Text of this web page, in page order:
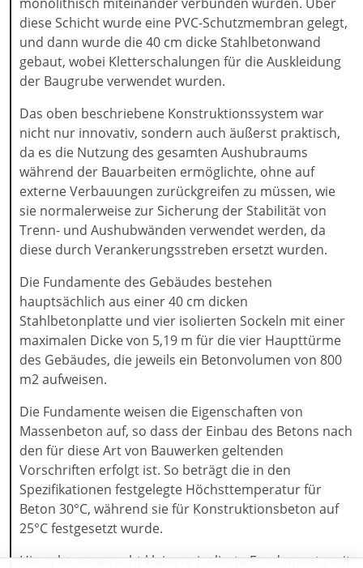
diese Schicht wurde eine PVC-Schutzmembran gelegt,
und dann wurde die 40 cm dicke Stahlbetonwand
gebaut, wobei Kletterschalungen für die Auskleidung
der Baugrube verwendet wurden.
Das oben beschriebene Konstruktionssystem war
nicht nur innovativ, sondern auch äußerst praktisch,
da es die Nutzung des gesamten Aushubraums
während der Bauarbeiten ermöglichte, ohne auf
externe Verbauungen zurückgreifen zu müssen, wie
sie normalerweise zur Sicherung der Stabilität von
Trenn- und Aushubwänden verwendet werden, da
diese durch Verankerungsstreben ersetzt wurden.
Die Fundamente des Gebäudes bestehen
hauptsächlich aus einer 40 cm dicken
Stahlbetonplatte und vier isolierten Sockeln mit einer
maximalen Dicke von 5,19 m für die vier Haupttürme
des Gebäudes, die jeweils ein Betonvolumen von 800
m2 aufweisen.
Die Fundamente weisen die Eigenschaften von
Massenbeton auf, so dass der Einbau des Betons nach
den für diese Art von Bauwerken geltenden
Vorschriften erfolgt ist. So beträgt die in den
Spezifikationen festgelegte Höchsttemperatur für
Beton 30°C, während sie für Konstruktionsbeton auf
25°C festgesetzt wurde.
Hinzu kommen acht kleinere isolierte Fundamente mit